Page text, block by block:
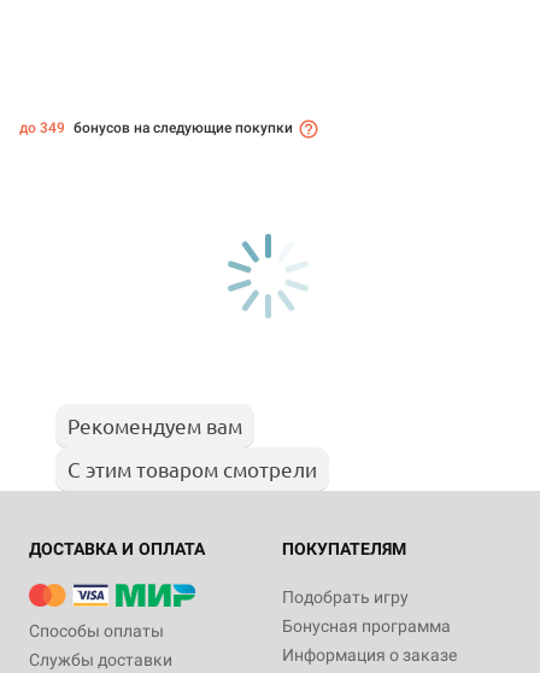
до 349 бонусов на следующие покупки
Рекомендуем вам
С этим товаром смотрели
ДОСТАВКА И ОПЛАТА
Способы оплаты
Службы доставки
ПОКУПАТЕЛЯМ
Подобрать игру
Бонусная программа
Информация о заказе